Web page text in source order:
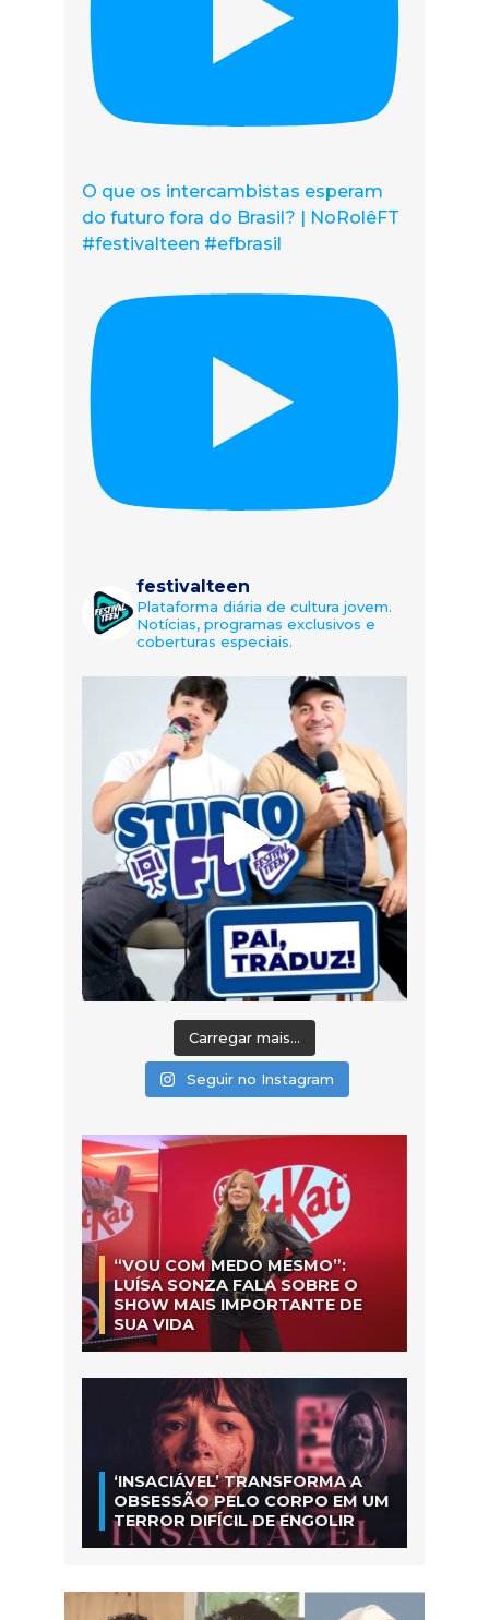
O que os intercambistas esperam
do futuro fora do Brasil? | NoRolêFT
#festivalteen #efbrasil
festivalteen
Plataforma diária de cultura jovem.
Notícias, programas exclusivos e
coberturas especiais.
Carregar mais...
Seguir no Instagram
“VOU COM MEDO MESMO”:
LUÍSA SONZA FALA SOBRE O
SHOW MAIS IMPORTANTE DE
SUA VIDA
‘INSACIÁVEL’ TRANSFORMA A
OBSESSÃO PELO CORPO EM UM
TERROR DIFÍCIL DE ENGOLIR